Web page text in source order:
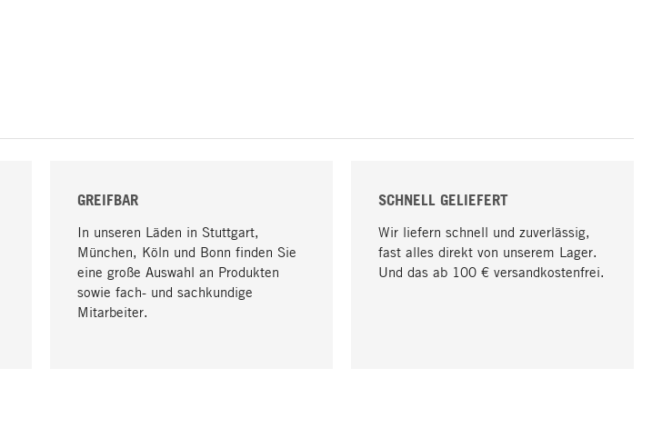
GREIFBAR
In unseren Läden in Stuttgart,
München, Köln und Bonn finden Sie
eine große Auswahl an Produkten
sowie fach- und sachkundige
Mitarbeiter.
SCHNELL GELIEFERT
Wir liefern schnell und zuverlässig,
fast alles direkt von unserem Lager.
Und das ab 100 € versandkostenfrei.